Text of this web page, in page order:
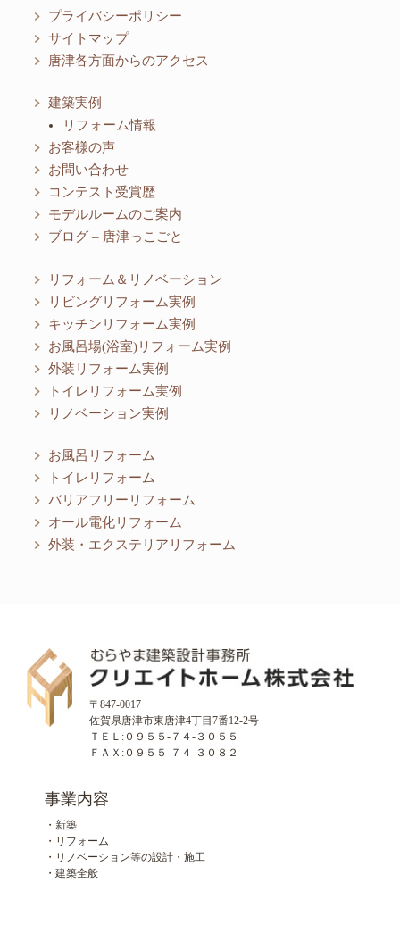
プライバシーポリシー
サイトマップ
唐津各方面からのアクセス
建築実例
リフォーム情報
お客様の声
お問い合わせ
コンテスト受賞歴
モデルルームのご案内
ブログ – 唐津っこごと
リフォーム＆リノベーション
リビングリフォーム実例
キッチンリフォーム実例
お風呂場(浴室)リフォーム実例
外装リフォーム実例
トイレリフォーム実例
リノベーション実例
お風呂リフォーム
トイレリフォーム
バリアフリーリフォーム
オール電化リフォーム
外装・エクステリアリフォーム
〒847-0017
佐賀県唐津市東唐津4丁目7番12-2号
ＴＥＬ:０９５５-７４-３０５５
ＦＡＸ:０９５５-７４-３０８２
事業内容
・新築
・リフォーム
・リノベーション等の設計・施工
・建築全般